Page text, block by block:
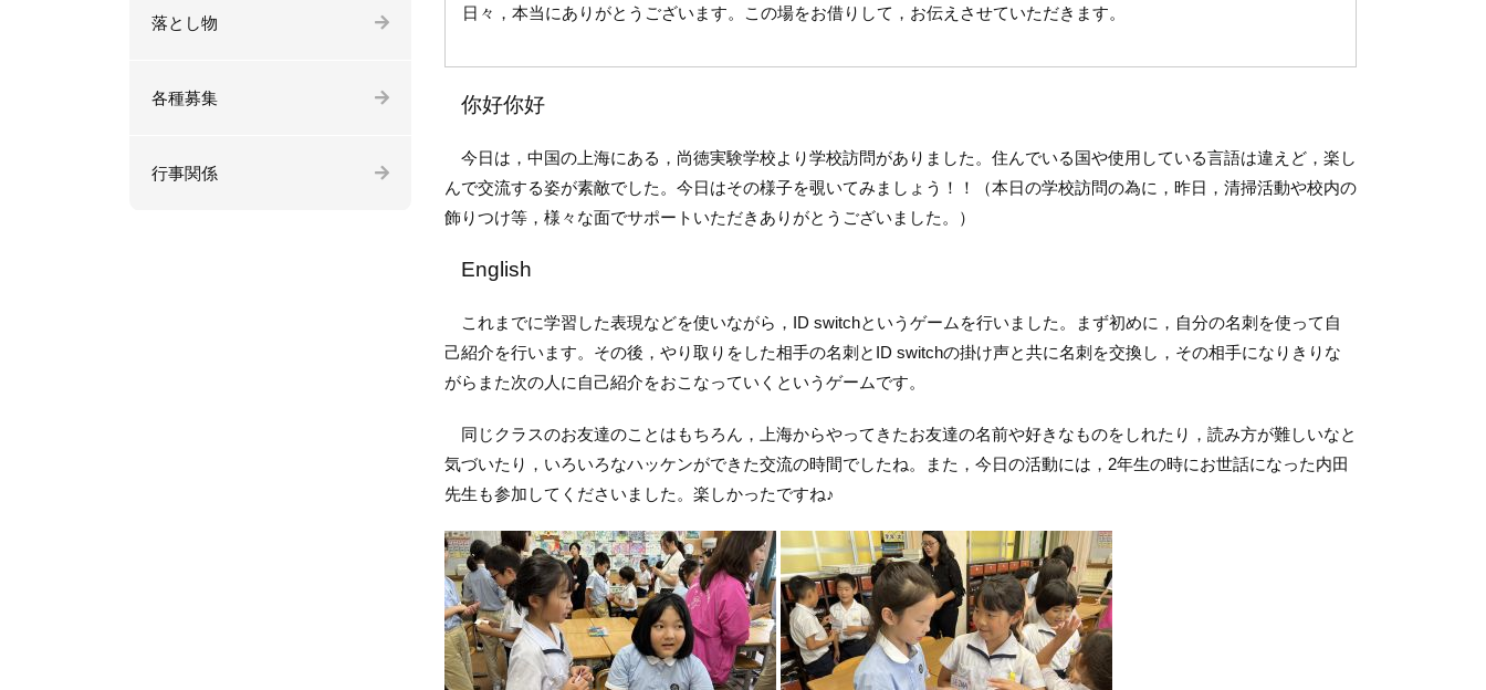
日々，本当にありがとうございます。この場をお借りして，お伝えさせていただきます。
你好你好
今日は，中国の上海にある，尚徳実験学校より学校訪問がありました。住んでいる国や使用している言語は違えど，楽し
んで交流する姿が素敵でした。今日はその様子を覗いてみましょう！！（本日の学校訪問の為に，昨日，清掃活動や校内の
飾りつけ等，様々な面でサポートいただきありがとうございました。）
English
これまでに学習した表現などを使いながら，ID switchというゲームを行いました。まず初めに，自分の名刺を使って自
己紹介を行います。その後，やり取りをした相手の名刺とID switchの掛け声と共に名刺を交換し，その相手になりきりな
がらまた次の人に自己紹介をおこなっていくというゲームです。
同じクラスのお友達のことはもちろん，上海からやってきたお友達の名前や好きなものをしれたり，読み方が難しいなと
気づいたり，いろいろなハッケンができた交流の時間でしたね。また，今日の活動には，2年生の時にお世話になった内田
先生も参加してくださいました。楽しかったですね♪
落とし物
各種募集
行事関係